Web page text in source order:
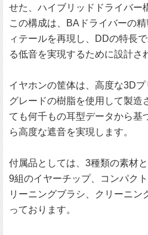
せた、ハイブリッドドライバー
この構成は、BAドライバーの
ィテールを再現し、DDの特長
る低音を実現するために設計さ
イヤホンの筐体は、高度な3D
グレードの樹脂を使用して製造
ても何千もの耳型データから基
ら高度な遮音を実現します。
付属品としては、3種類の素材
9組のイヤーチップ、コンパク
リーニングブラシ、クリーニン
っております。